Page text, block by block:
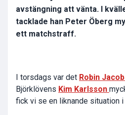
avstängning att vänta. I
tacklade han Peter Öberg
ett matchstraff.
I torsdags var det Robin
Björklövens Kim Karlsson
fick vi se en liknande situation i